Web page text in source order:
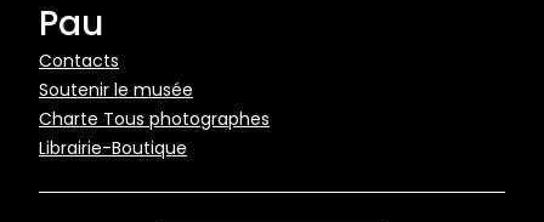
Pau
Pied
de
page
Contacts
Soutenir le musée
Charte Tous photographes
Librairie-Boutique